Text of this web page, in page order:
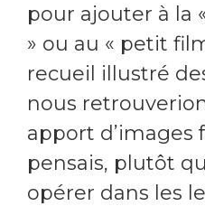
pour ajouter à la
» ou au « petit
recueil illustré
nous
apport d’images
pensais, plutôt
opérer dans les